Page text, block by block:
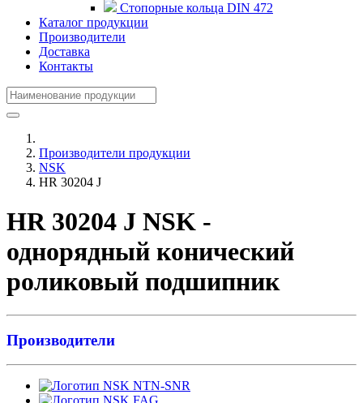
Стопорные кольца DIN 472
Каталог продукции
Производители
Доставка
Контакты
Производители продукции
NSK
HR 30204 J
HR 30204 J NSK -
однорядный конический
роликовый подшипник
Производители
NTN-SNR